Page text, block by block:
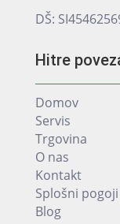
DŠ:
Hitre
Domov
Servis
Trgovina
O nas
Kontakt
Splošni
Blog